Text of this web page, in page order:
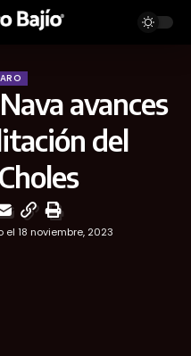
avances
del
el 18 noviembre, 2023